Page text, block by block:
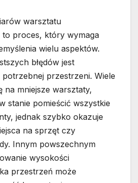
warsztatu
to proces, który wymaga
wielu aspektów.
błędów jest
potrzebnej przestrzeni. Wiele
na mniejsze warsztaty,
stanie pomieścić wszystkie
jednak szybko okazuje
na sprzęt czy
Innym powszechnym
wysokości
przestrzeń może